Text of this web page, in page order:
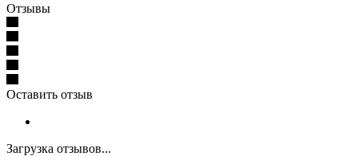
Отзывы
Оставить отзыв
Загрузка отзывов...